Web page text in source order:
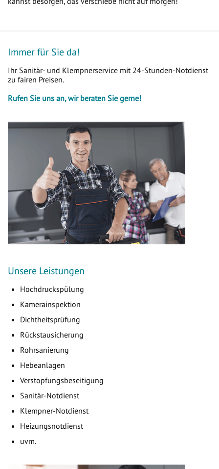
Immer für Sie da!
Ihr Sanitär- und Klempnerservice mit 24-Stunden-Notdienst
zu fairen Preisen.
Rufen Sie uns an, wir beraten Sie gerne!
Unsere Leistungen
Hochdruckspülung
Kamerainspektion
Dichtheitsprüfung
Rückstausicherung
Rohrsanierung
Hebeanlagen
Verstopfungsbeseitigung
Sanitär-Notdienst
Klempner-Notdienst
Heizungsnotdienst
uvm.